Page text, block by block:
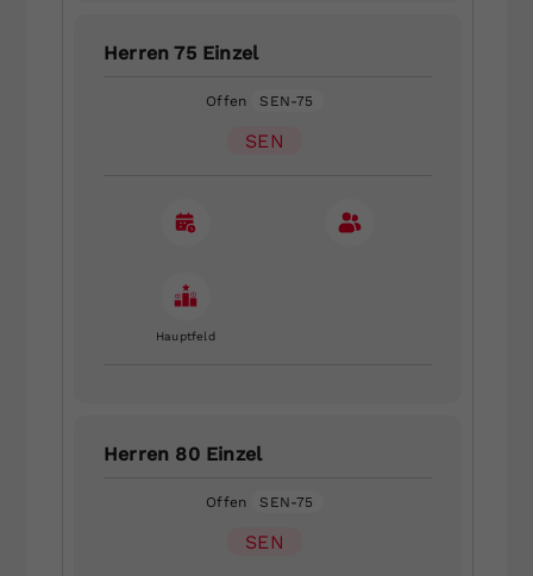
Herren 75 Einzel
Offen SEN-75
SEN
Hauptfeld
Herren 80 Einzel
Offen SEN-75
SEN